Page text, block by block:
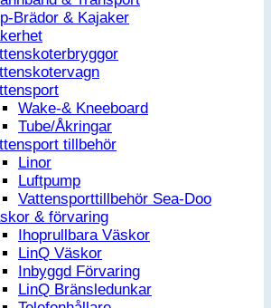
Brädor & Kajaker
Wake-& Kneeboard
Tube/Åkringar
tillbehör
Linor
Luftpump
Vattensporttillbehör Sea-Doo
& förvaring
Ihoprullbara Väskor
LinQ Väskor
Inbyggd Förvaring
LinQ Bränsledunkar